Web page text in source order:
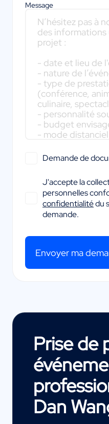
Message
Demande de
J'accepte la
personnelles
confidentialitédu
demande.
Envoyer ma
Prise de
Dan